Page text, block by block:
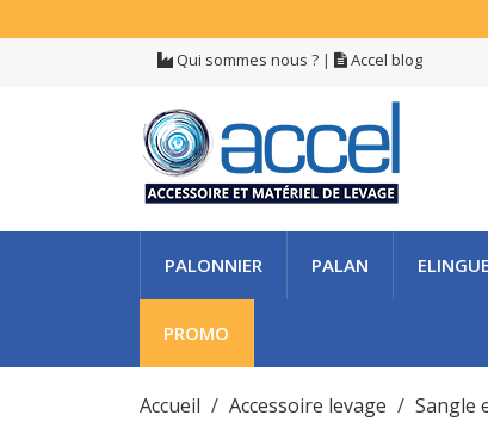
Qui sommes nous ? | Accel blog
PALONNIER PALAN ELINGUE
PROMO
Accueil Accessoire levage Sangle